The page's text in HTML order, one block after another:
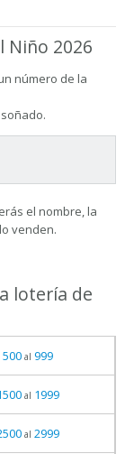
Niño 2026
número de la
el nombre, la
venden.
lotería de
500al 999
al 1999
al 2999